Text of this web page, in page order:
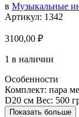
в Музыкальные
Артикул: 1342
3100,00 ₽
1 в наличии
Особенности
Комплект: пара
D20 см Вес: 500
Показать больше